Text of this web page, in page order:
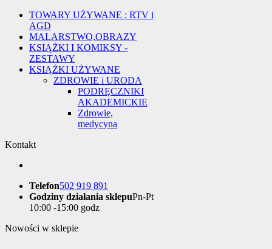
TOWARY UŻYWANE : RTV i
AGD
MALARSTWO,OBRAZY
KSIĄŻKI I KOMIKSY -
ZESTAWY
KSIĄŻKI UŻYWANE
ZDROWIE i URODA
PODRĘCZNIKI
AKADEMICKIE
Zdrowie,
medycyna
Kontakt
Telefon502 919 891
Godziny działania sklepuPn-Pt
10:00 -15:00 godz
Nowości w sklepie